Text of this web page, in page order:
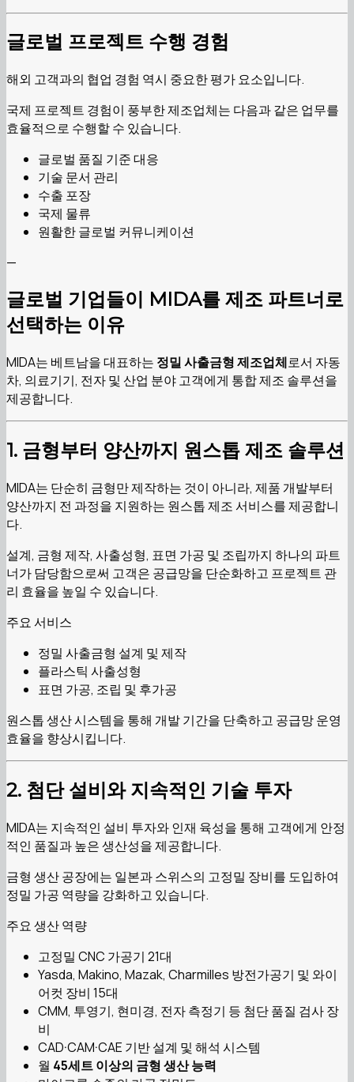
글로벌 프로젝트 수행 경험
해외 고객과의 협업 경험 역시 중요한 평가 요소입니다.
국제 프로젝트 경험이 풍부한 제조업체는 다음과 같은 업무를
효율적으로 수행할 수 있습니다.
글로벌 품질 기준 대응
기술 문서 관리
수출 포장
국제 물류
원활한 글로벌 커뮤니케이션
—
글로벌 기업들이 MIDA를 제조 파트너로
선택하는 이유
MIDA는 베트남을 대표하는 정밀 사출금형 제조업체로서 자동
차, 의료기기, 전자 및 산업 분야 고객에게 통합 제조 솔루션을
제공합니다.
1. 금형부터 양산까지 원스톱 제조 솔루션
MIDA는 단순히 금형만 제작하는 것이 아니라, 제품 개발부터
양산까지 전 과정을 지원하는 원스톱 제조 서비스를 제공합니
다.
설계, 금형 제작, 사출성형, 표면 가공 및 조립까지 하나의 파트
너가 담당함으로써 고객은 공급망을 단순화하고 프로젝트 관
리 효율을 높일 수 있습니다.
주요 서비스
정밀 사출금형 설계 및 제작
플라스틱 사출성형
표면 가공, 조립 및 후가공
원스톱 생산 시스템을 통해 개발 기간을 단축하고 공급망 운영
효율을 향상시킵니다.
2. 첨단 설비와 지속적인 기술 투자
MIDA는 지속적인 설비 투자와 인재 육성을 통해 고객에게 안정
적인 품질과 높은 생산성을 제공합니다.
금형 생산 공장에는 일본과 스위스의 고정밀 장비를 도입하여
정밀 가공 역량을 강화하고 있습니다.
주요 생산 역량
고정밀 CNC 가공기 21대
Yasda, Makino, Mazak, Charmilles 방전가공기 및 와이
어컷 장비 15대
CMM, 투영기, 현미경, 전자 측정기 등 첨단 품질 검사 장
비
CAD·CAM·CAE 기반 설계 및 해석 시스템
월 45세트 이상의 금형 생산 능력